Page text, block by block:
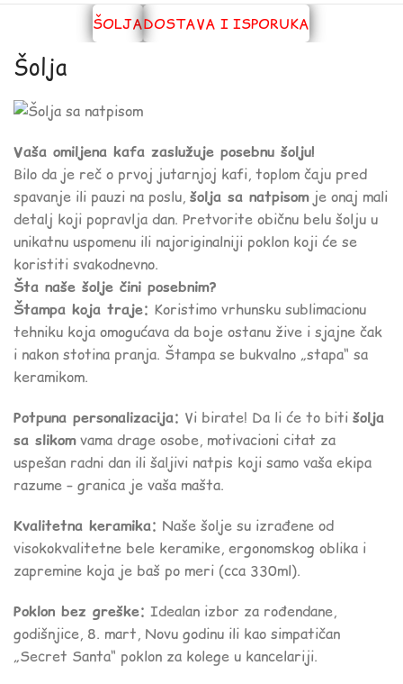
ŠOLJADOSTAVA I ISPORUKA
Šolja
Vaša omiljena kafa zaslužuje posebnu šolju!
Bilo da je reč o prvoj jutarnjoj kafi, toplom čaju pred
spavanje ili pauzi na poslu, šolja sa natpisomje onaj mali
detalj koji popravlja dan. Pretvorite običnu belu šolju u
unikatnu uspomenu ili najoriginalniji poklon koji će se
koristiti svakodnevno.
Šta naše šolje čini posebnim?
Štampa koja traje: Koristimo vrhunsku sublimacionu
tehniku koja omogućava da boje ostanu žive i sjajne čak
i nakon stotina pranja. Štampa se bukvalno „stapa“ sa
keramikom.
Potpuna personalizacija: Vi birate! Da li će to biti šolja
sa slikomvama drage osobe, motivacioni citat za
uspešan radni dan ili šaljivi natpis koji samo vaša ekipa
razume – granica je vaša mašta.
Kvalitetna keramika: Naše šolje su izrađene od
visokokvalitetne bele keramike, ergonomskog oblika i
zapremine koja je baš po meri (cca 330ml).
Poklon bez greške: Idealan izbor za rođendane,
godišnjice, 8. mart, Novu godinu ili kao simpatičan
„Secret Santa“ poklon za kolege u kancelariji.